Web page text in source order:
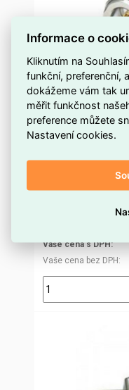
Bariéra antény
Dostupnost EMAS
Kód dodavatele
Vaše cena s DPH
Vaše cena bez DPH
Informace o
Kliknutím na
funkční, preferenční,
dokážeme vám tak
měřit funkčnost
preference můžete
Nastavení cookies.